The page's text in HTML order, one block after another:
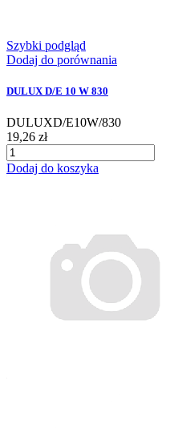
Szybki podgląd
Dodaj do porównania
DULUX D/E 10 W 830
DULUXD/E10W/830
19,26 zł
Dodaj do koszyka